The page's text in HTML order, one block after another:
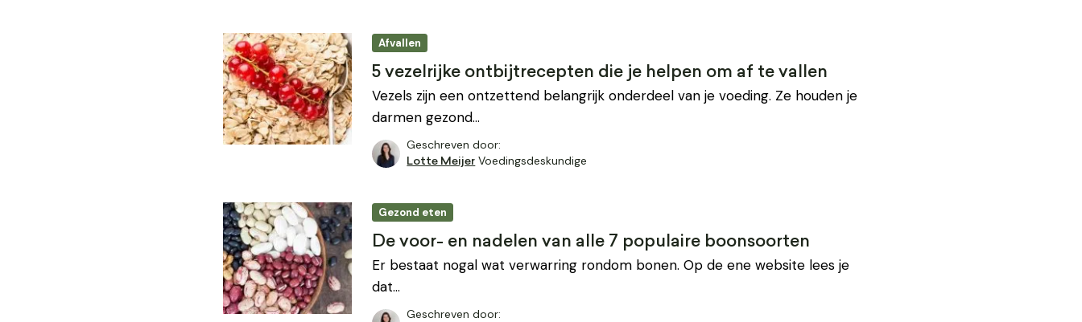
Afvallen
5 vezelrijke ontbijtrecepten die je helpen om af te vallen
Vezels zijn een ontzettend belangrijk onderdeel van je voeding. Ze houden je
darmen gezond…
Geschreven door:
Lotte Meijer Voedingsdeskundige
Gezond eten
De voor- en nadelen van alle 7 populaire boonsoorten
Er bestaat nogal wat verwarring rondom bonen. Op de ene website lees je
dat…
Geschreven door: